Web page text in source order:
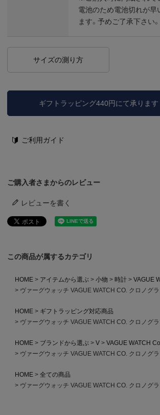
電池のため電池切れが早
ます。予めご了承下さい。
サイズの測り方
ギフトラッピング440円にて承ります
ご利用ガイド
ご購入者さまからのレビュー
レビューを書く
この商品が属するカテゴリ
HOME アイテムから選ぶ 小物 時計
VAGUE
ヴァーグウォッチ VAGUE WATCH CO. クロノグ
HOME
ギフトラッピング対応商品
ヴァーグウォッチ VAGUE WATCH CO. クロノグ
HOME ブランドから選ぶ V
VAGUE WATCH Co.
ヴァーグウォッチ VAGUE WATCH CO. クロノグ
HOME
全ての商品
ヴァーグウォッチ VAGUE WATCH CO. クロノグ